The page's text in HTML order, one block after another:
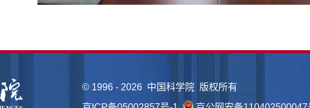
© 1996 - 2026 中国科学院 版权所有